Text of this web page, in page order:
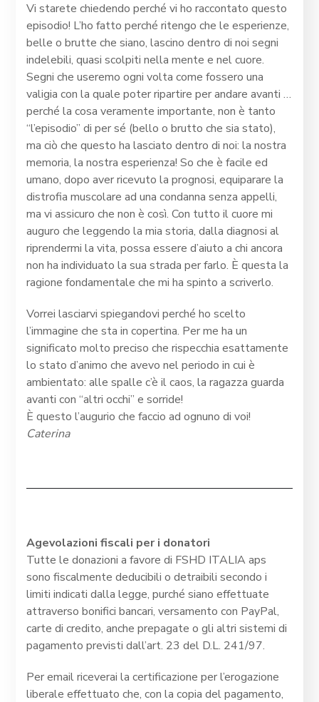
Vi starete chiedendo perché vi ho raccontato questo
episodio! L’ho fatto perché ritengo che le esperienze,
belle o brutte che siano, lascino dentro di noi segni
indelebili, quasi scolpiti nella mente e nel cuore.
Segni che useremo ogni volta come fossero una
valigia con la quale poter ripartire per andare avanti …
perché la cosa veramente importante, non è tanto
“l’episodio” di per sé (bello o brutto che sia stato),
ma ciò che questo ha lasciato dentro di noi: la nostra
memoria, la nostra esperienza! So che è facile ed
umano, dopo aver ricevuto la prognosi, equiparare la
distrofia muscolare ad una condanna senza appelli,
ma vi assicuro che non è così. Con tutto il cuore mi
auguro che leggendo la mia storia, dalla diagnosi al
riprendermi la vita, possa essere d’aiuto a chi ancora
non ha individuato la sua strada per farlo. È questa la
ragione fondamentale che mi ha spinto a scriverlo.
Vorrei lasciarvi spiegandovi perché ho scelto
l’immagine che sta in copertina. Per me ha un
significato molto preciso che rispecchia esattamente
lo stato d’animo che avevo nel periodo in cui è
ambientato: alle spalle c’è il caos, la ragazza guarda
avanti con “altri occhi” e sorride!
È questo l’augurio che faccio ad ognuno di voi!
Caterina
Agevolazioni fiscali per i donatori
Tutte le donazioni a favore di FSHD ITALIA aps
sono fiscalmente deducibili o detraibili secondo i
limiti indicati dalla legge, purché siano effettuate
attraverso bonifici bancari, versamento con PayPal,
carte di credito, anche prepagate o gli altri sistemi di
pagamento previsti dall’art. 23 del D.L. 241/97.
Per email riceverai la certificazione per l’erogazione
liberale effettuato che, con la copia del pagamento,